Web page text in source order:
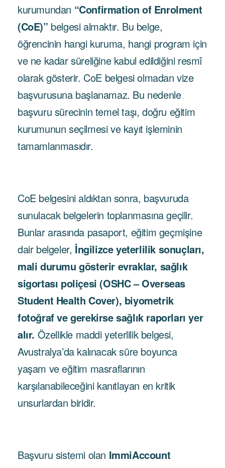
kurumundan “Confirmation of Enrolment
(CoE)” belgesi almaktır. Bu belge,
öğrencinin hangi kuruma, hangi program için
ve ne kadar süreliğine kabul edildiğini resmî
olarak gösterir. CoE belgesi olmadan vize
başvurusuna başlanamaz. Bu nedenle
başvuru sürecinin temel taşı, doğru eğitim
kurumunun seçilmesi ve kayıt işleminin
tamamlanmasıdır.
CoE belgesini aldıktan sonra, başvuruda
sunulacak belgelerin toplanmasına geçilir.
Bunlar arasında pasaport, eğitim geçmişine
dair belgeler, İngilizce yeterlilik sonuçları,
mali durumu gösterir evraklar, sağlık
sigortası poliçesi (OSHC – Overseas
Student Health Cover), biyometrik
fotoğraf ve gerekirse sağlık raporları yer
alır. Özellikle maddi yeterlilik belgesi,
Avustralya’da kalınacak süre boyunca
yaşam ve eğitim masraflarının
karşılanabileceğini kanıtlayan en kritik
unsurlardan biridir.
Başvuru sistemi olan ImmiAccount